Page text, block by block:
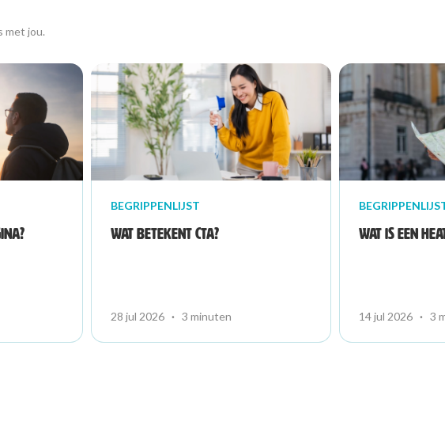
met jou.
BEGRIPPENLIJST
Wat betekent CTA?
28 jul 2026 · 3 minuten
Wat is een
14 jul 2026 · 3